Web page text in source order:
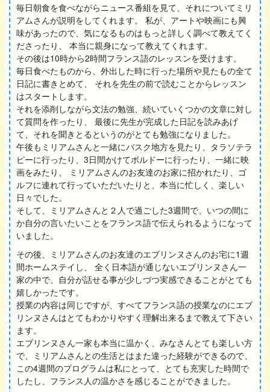
毎日朝食を食べながらニュース番組を見て、それについてミリ
アムさんが説明をしてくれます。 私が、アートや映画にも興
味があったので、気になるものはもっと詳しく調べて教えてく
ださったり、 本当に親身になって教えてくれます。
その後は10時から2時間フランス語のレッスンを受けます。
毎日食べたものから、外出した時に行った場所や見たもの全て
日記に書きとめて、 それを先生の前で読むことからレッスン
はスタートします。
それを添削しながら文法の勉強、続いていくつかの文章に対し
て質問を作ったり、 最後に先生が完成した日記を読みあげ
て、それを聞きとるというのがとても勉強になりました。
午後もミリアムさんと一緒にバスク地方を見たり、タラソテラ
ピーに行ったり、3日間かけてボルドーに行ったり、一緒に映
画をみたり、 ミリアムさんのお友達のお家に招かれたり、ゴ
ルフに連れて行っていただいたりと、本当に忙しく、楽しい
日々でした。
そして、ミリアムさんと２人で過ごした3週間で、いつの間に
か自分の言いたいことをフランス語で伝えられるようになって
いました。
その後、ミリアムさんのお友達のエブリンヌさんのお宅に1週
間ホームステイし、 全く日本語が通じないエブリンヌさん一
家の中で、自分が話せる事が少しづつ実感できることがとても
嬉しかったです。
授業の内容は同じですが、すべてフランス語の授業なのにエブ
リンヌさんはとてもわかりやすく理解出来るまで教えて下さい
ます。
エブリンヌさん一家も本当に温かく、みなさんとても楽しい方
で、ミリアムさんとの生活とはまた違った経験ができるので、
この4週間のプログラムは私にとって、とても充実した時間で
したし、フランス人の温かさを感じることができました。